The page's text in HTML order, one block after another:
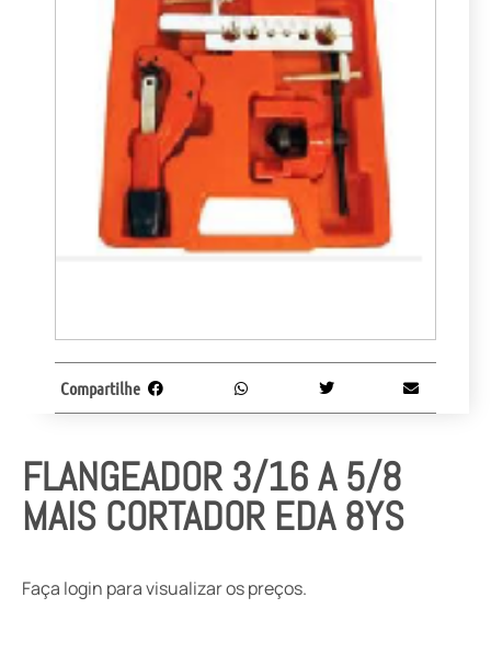
FLANGEADOR 3/16 A 5/8
MAIS CORTADOR EDA 8YS
Faça login para visualizar os preços.
Compartilhe